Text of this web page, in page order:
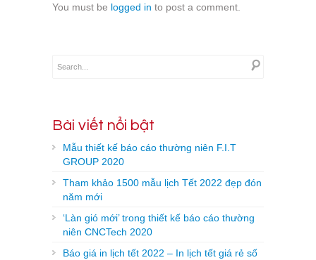
You must be logged in to post a comment.
Bài viết nổi bật
Mẫu thiết kế báo cáo thường niên F.I.T
GROUP 2020
Tham khảo 1500 mẫu lịch Tết 2022 đẹp đón
năm mới
‘Làn gió mới’ trong thiết kế báo cáo thường
niên CNCTech 2020
Báo giá in lịch tết 2022 – In lịch tết giá rẻ số